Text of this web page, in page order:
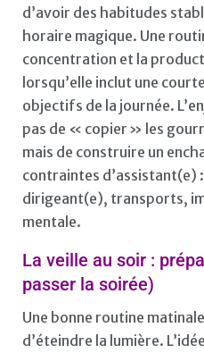
d’avoir des habitudes
horaire magique. Une
concentration et la
lorsqu’elle inclut une
objectifs de la journée.
pas de « copier » les
mais de construire un
contraintes d’assistant(e)
dirigeant(e), transports,
mentale.
La veille au soir :
passer la soirée)
Une bonne routine
d’éteindre la lumière.